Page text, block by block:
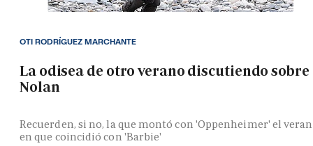
La odisea de otro verano discutiendo sobre
Nolan
Recuerden, si no, la que montó con 'Oppenheimer' el
en que coincidió con 'Barbie'
OTI RODRÍGUEZ MARCHANTE